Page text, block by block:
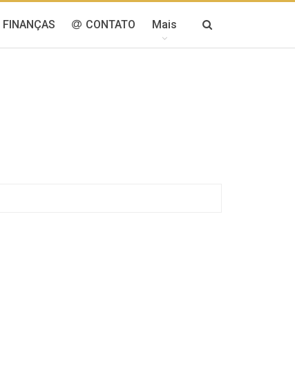
FINANÇAS CONTATO Mais